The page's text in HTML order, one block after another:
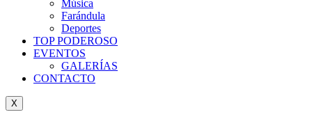
Música
Farándula
Deportes
TOP PODEROSO
EVENTOS
GALERÍAS
CONTACTO
X